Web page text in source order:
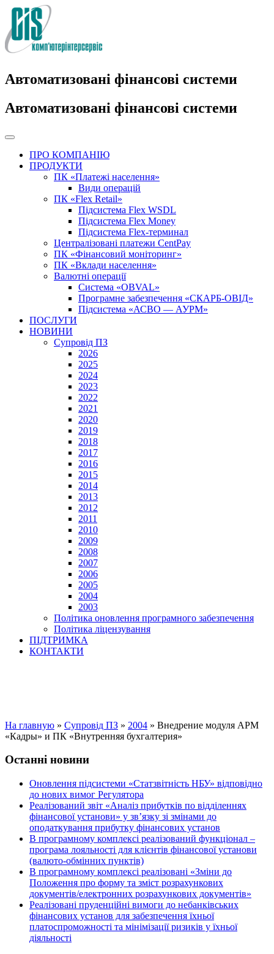
Автоматизовані фінансові системи
Автоматизовані фінансові системи
ПРО КОМПАНІЮ
ПРОДУКТИ
ПК «Платежі населення»
Види операцій
ПК «Flex Retail»
Підсистема Flex WSDL
Підсистема Flex Money
Підсистема Flex-терминал
Централізовані платежи CentPay
ПК «Фінансовий моніторинг»
ПК «Вклади населення»
Валютні операції
Система «OBVAL»
Програмне забезпечення «СКАРБ-ОВІД»
Підсистема «АСВО — АУРМ»
ПОСЛУГИ
НОВИНИ
Супровід ПЗ
2026
2025
2024
2023
2022
2021
2020
2019
2018
2017
2016
2015
2014
2013
2012
2011
2010
2009
2008
2007
2006
2005
2004
2003
Політика оновлення програмного забезпечення
Політика ліцензування
ПІДТРИМКА
КОНТАКТИ
На главную » Супровід ПЗ » 2004 » Внедрение модуля АРМ
«Кадры» и ПК «Внутренняя бухгалтерия»
Останні новини
Оновлення підсистеми «Статзвітність НБУ» відповідно
до нових вимог Регулятора
Реалізований звіт «Аналіз прибутків по відділеннях
фінансової установи» у зв’язку зі змінами до
оподаткування прибутку фінансових установ
В програмному комплексі реалізований функціонал –
програма лояльності для клієнтів фінансової установи
(валюто-обмінних пунктів)
В програмному комплексі реалізовані «Зміни до
Положення про форму та зміст розрахункових
документів/електронних розрахункових документів»
Реалізовані пруденційні вимоги до небанківських
фінансових установ для забезпечення їхньої
платоспроможності та мінімізації ризиків у їхньої
діяльності